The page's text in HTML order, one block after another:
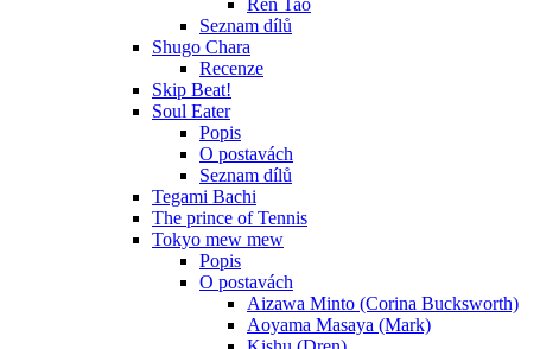
Seznam dílů
Shugo Chara
Recenze
Skip Beat!
Soul Eater
Popis
O postavách
Seznam dílů
Tegami Bachi
The prince of Tennis
Tokyo mew mew
Popis
O postavách
Aizawa Minto (Corina Bucksworth)
Aoyama Masaya (Mark)